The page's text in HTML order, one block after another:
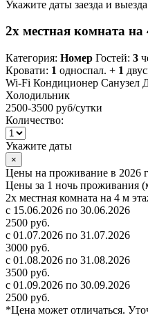
Укажите даты заезда и выезда
2х местная комната
Категория: Номер Гостей: 3
Кровати: 1 односпал. + 1
Wi-Fi Кондиционер Санузел
Холодильник
2500-3500 руб/сутки
Количество:
Укажите даты
×
Цены на проживание в 2026
Цены за 1 ночь проживания
2х местная комната на 4 м
с 15.06.2026 по 30.06.2026
2500 руб.
с 01.07.2026 по 31.07.2026
3000 руб.
с 01.08.2026 по 31.08.2026
3500 руб.
с 01.09.2026 по 30.09.2026
2500 руб.
*Цена может отличаться.